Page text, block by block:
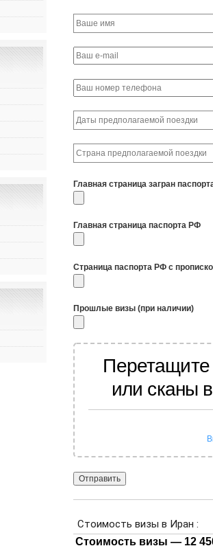
Главная страница загран
Главная страница паспорта РФ
Страница паспорта РФ с
Прошлые визы (при наличии)
или сканы